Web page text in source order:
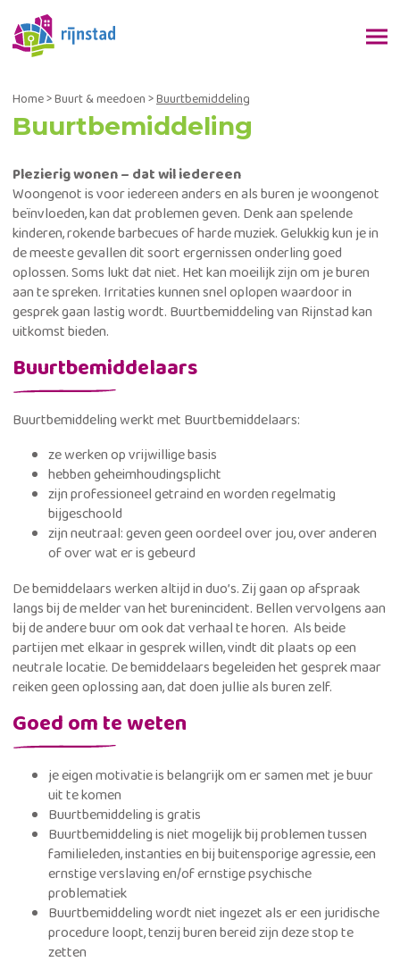
Home>Buurt & meedoen>Buurtbemiddeling
Buurtbemiddeling
Plezierig wonen – dat wil iedereen
Woongenot is voor iedereen anders en als buren je woongenot
beïnvloeden, kan dat problemen geven. Denk aan spelende
kinderen, rokende barbecues of harde muziek. Gelukkig kun je in
de meeste gevallen dit soort ergernissen onderling goed
oplossen. Soms lukt dat niet. Het kan moeilijk zijn om je buren
aan te spreken. Irritaties kunnen snel oplopen waardoor in
gesprek gaan lastig wordt. Buurtbemiddeling van Rijnstad kan
uitkomst bieden.
Buurtbemiddelaars
Buurtbemiddeling werkt met Buurtbemiddelaars:
ze werken op vrijwillige basis
hebben geheimhoudingsplicht
zijn professioneel getraind en worden regelmatig
bijgeschoold
zijn neutraal: geven geen oordeel over jou, over anderen
of over wat er is gebeurd
De bemiddelaars werken altijd in duo’s. Zij gaan op afspraak
langs bij de melder van het burenincident. Bellen vervolgens aan
bij de andere buur om ook dat verhaal te horen. Als beide
partijen met elkaar in gesprek willen, vindt dit plaats op een
neutrale locatie. De bemiddelaars begeleiden het gesprek maar
reiken geen oplossing aan, dat doen jullie als buren zelf.
Goed om te weten
je eigen motivatie is belangrijk om er samen met je buur
uit te komen
Buurtbemiddeling is gratis
Buurtbemiddeling is niet mogelijk bij problemen tussen
familieleden, instanties en bij buitensporige agressie, een
ernstige verslaving en/of ernstige psychische
problematiek
Buurtbemiddeling wordt niet ingezet als er een juridische
procedure loopt, tenzij buren bereid zijn deze stop te
zetten